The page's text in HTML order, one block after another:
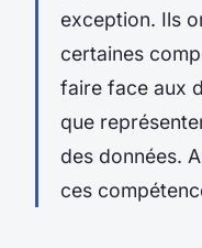
exception. Ils
certaines
faire face aux
que
des données.
ces